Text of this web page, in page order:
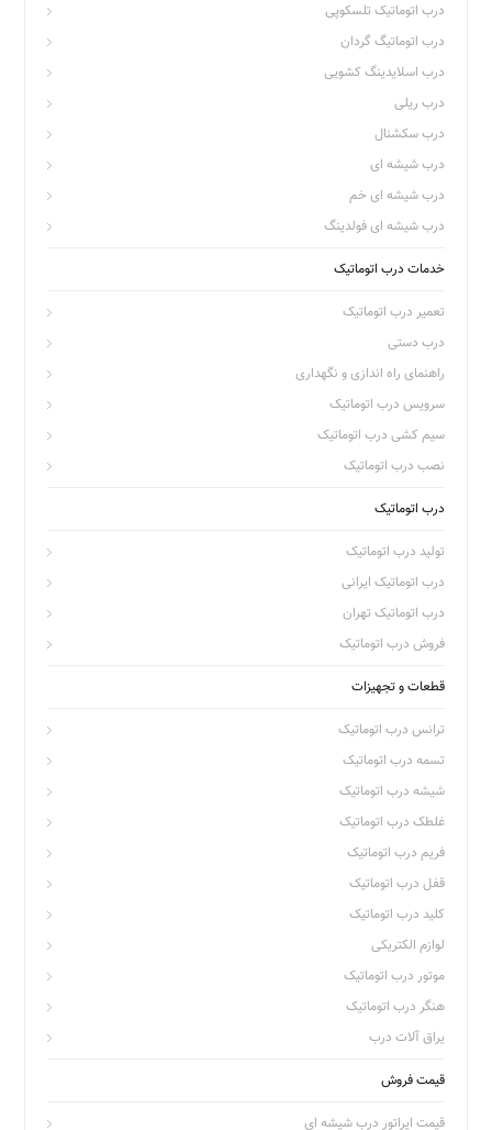
درب اتوماتیک تلسکوپی
درب اتوماتیگ گردان
درب اسلایدینگ کشویی
درب ریلی
درب سکشنال
درب شیشه ای
درب شیشه ای خم
درب شیشه ای فولدینگ
خدمات درب اتوماتیک
تعمیر درب اتوماتیک
درب دستی
راهنمای راه اندازی و نگهداری
سرویس درب اتوماتیک
سیم کشی درب اتوماتیک
نصب درب اتوماتیک
درب اتوماتیک
تولید درب اتوماتیک
درب اتوماتیک ایرانی
درب اتوماتیک تهران
فروش درب اتوماتیک
قطعات و تجهیزات
ترانس درب اتوماتیک
تسمه درب اتوماتیک
شیشه درب اتوماتیک
غلطک درب اتوماتیک
فریم درب اتوماتیک
قفل درب اتوماتیک
کلید درب اتوماتیک
لوازم الکتریکی
موتور درب اتوماتیک
هنگر درب اتوماتیک
یراق آلات درب
قیمت فروش
قیمت اپراتور درب شیشه ای